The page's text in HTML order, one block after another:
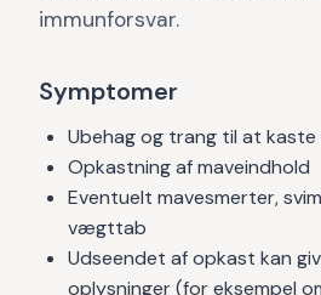
immunforsvar.
Symptomer
Ubehag og trang til at kaste
Opkastning af maveindhold
Eventuelt mavesmerter,
vægttab
Udseendet af opkast kan
oplysninger (for eksempel